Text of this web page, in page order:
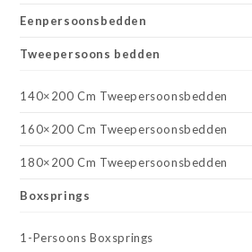
Eenpersoonsbedden
Tweepersoons bedden
140×200 Cm Tweepersoonsbedden
160×200 Cm Tweepersoonsbedden
180×200 Cm Tweepersoonsbedden
Boxsprings
1-Persoons Boxsprings